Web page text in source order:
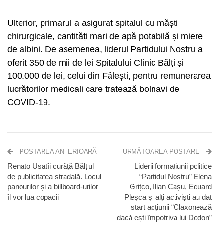
Ulterior, primarul a asigurat spitalul cu măști
chirurgicale, cantități mari de apă potabilă și miere
de albini. De asemenea, liderul Partidului Nostru a
oferit 350 de mii de lei Spitalului Clinic Bălți și
100.000 de lei, celui din Fălești, pentru remunerarea
lucrătorilor medicali care tratează bolnavi de
COVID-19.
POSTAREA ANTERIOARĂ
Renato Usatîi curăță Bălțiul
de publicitatea stradală. Locul
panourilor și a billboard-urilor
îl vor lua copacii
URMĂTOAREA POSTARE
Liderii formațiunii politice
“Partidul Nostru” Elena
Grițco, Ilian Cașu, Eduard
Pleșca și alți activiști au dat
start acțiunii “Claxonează
dacă ești împotriva lui Dodon”